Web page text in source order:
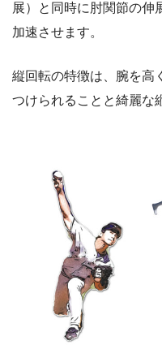
展）と同時に肘関節の伸
加速させます。
縦回転の特徴は、腕を高
つけられることと綺麗な